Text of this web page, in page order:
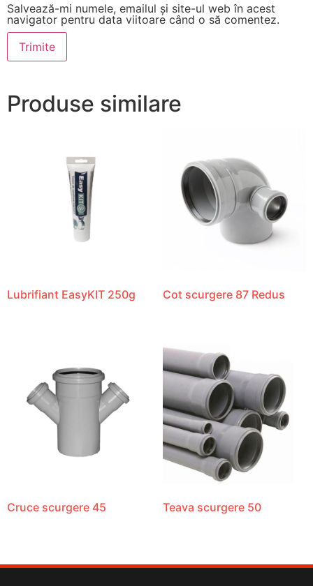
Salvează-mi numele, emailul și site-ul web în acest
navigator pentru data viitoare când o să comentez.
Produse similare
Lubrifiant EasyKIT 250g Cot scurgere 87 Redus
Cruce scurgere 45 Teava scurgere 50